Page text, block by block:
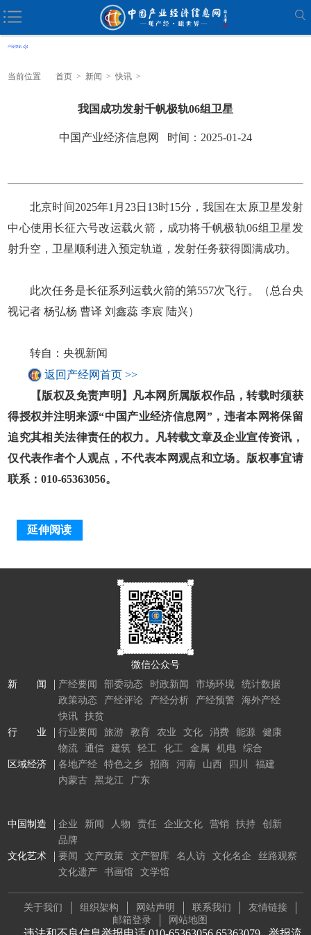
当前位置 首页 > 新闻 > 快讯 >
我国成功发射千帆极轨06组卫星
中国产业经济信息网 时间：2025-01-24
北京时间2025年1月23日13时15分，我国在太原卫星发射
中心使用长征六号改运载火箭，成功将千帆极轨06组卫星发
射升空，卫星顺利进入预定轨道，发射任务获得圆满成功。
此次任务是长征系列运载火箭的第557次飞行。（总台央
视记者 杨弘杨 曹译 刘鑫蕊 李宸 陆兴）
转自：央视新闻
返回产经网首页 >>
【版权及免责声明】凡本网所属版权作品，转载时须获
得授权并注明来源“中国产业经济信息网”，违者本网将保留
追究其相关法律责任的权力。凡转载文章及企业宣传资讯，
仅代表作者个人观点，不代表本网观点和立场。版权事宜请
联系：010-65363056。
延伸阅读
微信公众号
新 闻
产经要闻 部委动态 时政新闻 市场环境
统计数据
政策动态
产经评论 产经分析 产经预警
海外产经
快讯
扶贫
行 业
行业要闻 旅游 教育 农业 文化 消费 能源
健康
物流
通信 建筑 轻工 化工 金属 机电
综合
区域经济
各地产经 特色之乡 招商 河南 山西 四川
福建
内蒙古
黑龙江 广东
中国制造 企业 新闻 人物 责任 企业文化 营销 扶持
创新
品牌
文化艺术
要闻 文产政策 文产智库 名人访 文化名企
丝路观察
文化遗产
书画馆 文学馆
关于我们 组织架构 网站声明 联系我们
友情链接
邮箱登录
网站地图